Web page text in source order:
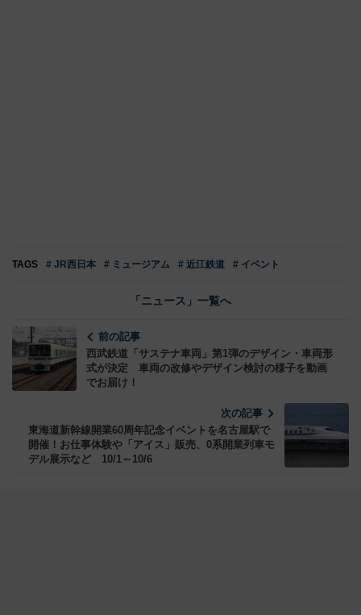
TAGS # JR西日本 # ミュージアム # 近江鉄道 # イベント
「ニュース」一覧へ
前の記事
西武鉄道「サステナ車両」第1弾のデザイン・車両形
式が決定 車両の改修やデザイン検討の様子を動画
でお届け！
次の記事
東海道新幹線開業60周年記念イベントを名古屋駅で
開催！お仕事体験や「アイス」販売、0系開業列車モ
デル展示など 10/1～10/6